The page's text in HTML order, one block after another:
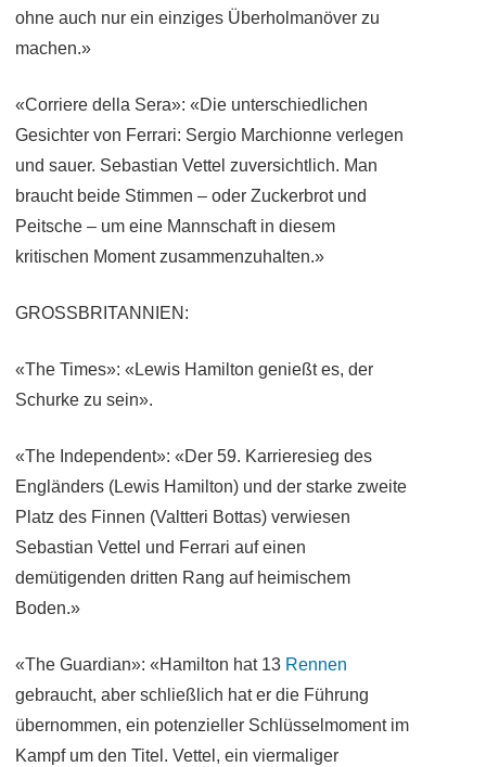
ohne auch nur ein einziges Überholmanöver zu
machen.»
«Corriere della Sera»: «Die unterschiedlichen
Gesichter von Ferrari: Sergio Marchionne verlegen
und sauer. Sebastian Vettel zuversichtlich. Man
braucht beide Stimmen – oder Zuckerbrot und
Peitsche – um eine Mannschaft in diesem
kritischen Moment zusammenzuhalten.»
GROSSBRITANNIEN:
«The Times»: «Lewis Hamilton genießt es, der
Schurke zu sein».
«The Independent»: «Der 59. Karrieresieg des
Engländers (Lewis Hamilton) und der starke zweite
Platz des Finnen (Valtteri Bottas) verwiesen
Sebastian Vettel und Ferrari auf einen
demütigenden dritten Rang auf heimischem
Boden.»
«The Guardian»: «Hamilton hat 13 Rennen
gebraucht, aber schließlich hat er die Führung
übernommen, ein potenzieller Schlüsselmoment im
Kampf um den Titel. Vettel, ein viermaliger